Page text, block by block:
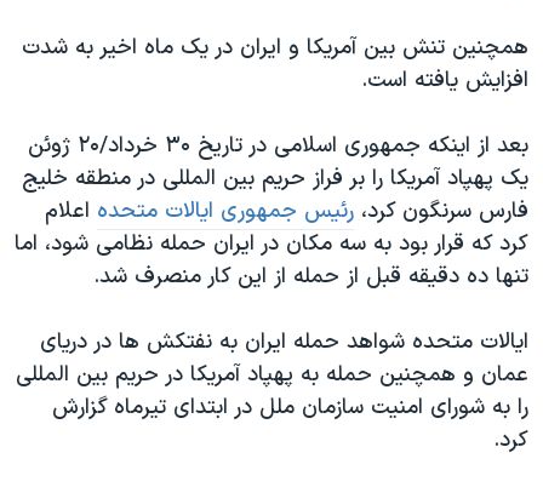
همچنین تنش بین آمریکا و ایران در یک ماه اخیر به شدت
افزایش یافته است.
بعد از اینکه جمهوری اسلامی در تاریخ ۳۰ خرداد/۲۰ ژوئن
یک پهپاد آمریکا را بر فراز حریم بین المللی در منطقه خلیج
فارس سرنگون کرد، رئیس جمهوری ایالات متحده اعلام
کرد که قرار بود به سه مکان در ایران حمله نظامی شود، اما
تنها ده دقیقه قبل از حمله از این کار منصرف شد.
ایالات متحده شواهد حمله ایران به نفتکش ها در دریای
عمان و همچنین حمله به پهپاد آمریکا در حریم بین المللی
را به شورای امنیت سازمان ملل در ابتدای تیرماه گزارش
کرد.